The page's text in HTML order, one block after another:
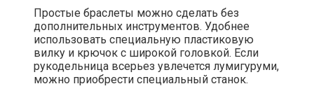
Простые браслеты можно сделать без
дополнительных инструментов. Удобнее
использовать специальную пластиковую
вилку и крючок с широкой головкой. Если
рукодельница всерьез увлечется лумигуруми,
можно приобрести специальный станок.